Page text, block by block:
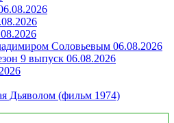
Соловьевым 06.08.2026
9 выпуск 06.08.2026
Дьяволом (фильм 1974)